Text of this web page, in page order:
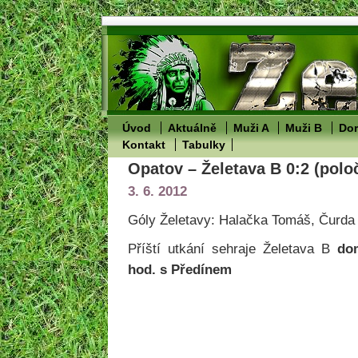
Úvod Aktuálně Muži A Muži B
Kontakt
Tabulky
Opatov – Želetava B 0:2
3. 6. 2012
Góly Želetavy: Halačka Tomáš,
Příští utkání sehraje Želetava B
hod. s Předínem